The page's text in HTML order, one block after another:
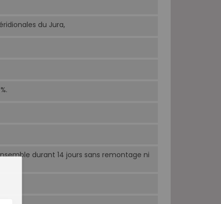
du Jura,
durant 14 jours sans remontage ni